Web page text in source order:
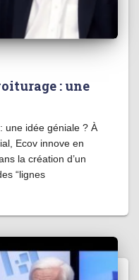
: une
une idée géniale ? À
Ecov innove en
la création d’un
“lignes